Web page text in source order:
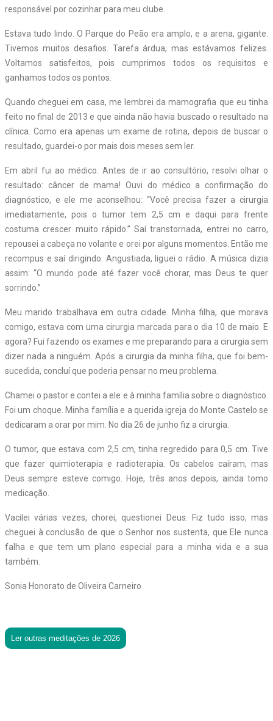
responsável por cozinhar para meu clube.
Estava tudo lindo. O Parque do Peão era amplo, e a arena, gigante.
Tivemos muitos desafios. Tarefa árdua, mas estávamos felizes.
Voltamos satisfeitos, pois cumprimos todos os requisitos e
ganhamos todos os pontos.
Quando cheguei em casa, me lembrei da mamografia que eu tinha
feito no final de 2013 e que ainda não havia buscado o resultado na
clínica. Como era apenas um exame de rotina, depois de buscar o
resultado, guardei-o por mais dois meses sem ler.
Em abril fui ao médico. Antes de ir ao consultório, resolvi olhar o
resultado: câncer de mama! Ouvi do médico a confirmação do
diagnóstico, e ele me aconselhou: “Você precisa fazer a cirurgia
imediatamente, pois o tumor tem 2,5 cm e daqui para frente
costuma crescer muito rápido.” Saí transtornada, entrei no carro,
repousei a cabeça no volante e orei por alguns momentos. Então me
recompus e saí dirigindo. Angustiada, liguei o rádio. A música dizia
assim: “O mundo pode até fazer você chorar, mas Deus te quer
sorrindo.”
Meu marido trabalhava em outra cidade. Minha filha, que morava
comigo, estava com uma cirurgia marcada para o dia 10 de maio. E
agora? Fui fazendo os exames e me preparando para a cirurgia sem
dizer nada a ninguém. Após a cirurgia da minha filha, que foi bem-
sucedida, concluí que poderia pensar no meu problema.
Chamei o pastor e contei a ele e à minha família sobre o diagnóstico.
Foi um choque. Minha família e a querida igreja do Monte Castelo se
dedicaram a orar por mim. No dia 26 de junho fiz a cirurgia.
O tumor, que estava com 2,5 cm, tinha regredido para 0,5 cm. Tive
que fazer quimioterapia e radioterapia. Os cabelos caíram, mas
Deus sempre esteve comigo. Hoje, três anos depois, ainda tomo
medicação.
Vacilei várias vezes, chorei, questionei Deus. Fiz tudo isso, mas
cheguei à conclusão de que o Senhor nos sustenta, que Ele nunca
falha e que tem um plano especial para a minha vida e a sua
também.
Sonia Honorato de Oliveira Carneiro
Ler outras meditações de 2026